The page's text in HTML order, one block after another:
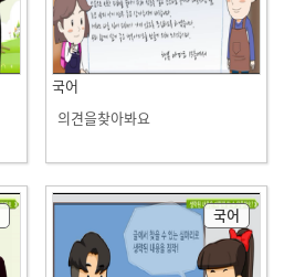
국어
의견을찾아봐요
국어